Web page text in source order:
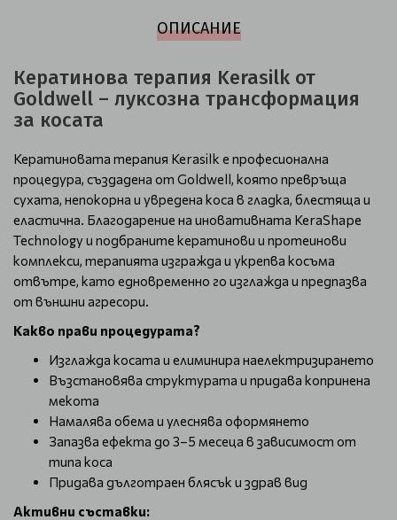
ОПИСАНИЕ
Кератинова терапия Kerasilk от
Goldwell – луксозна трансформация
за косата
Кератиновата терапия Kerasilk е професионална
процедура, създадена от Goldwell, която превръща
сухата, непокорна и увредена коса в гладка, блестяща и
еластична. Благодарение на иновативната KeraShape
Technology и подбраните кератинови и протеинови
комплекси, терапията изгражда и укрепва косъма
отвътре, като едновременно го изглажда и предпазва
от външни агресори.
Какво прави процедурата?
Изглажда косата и елиминира наелектризирането
Възстановява структурата и придава копринена
мекота
Намалява обема и улеснява оформянето
Запазва ефекта до 3–5 месеца в зависимост от
типа коса
Придава дълготраен блясък и здрав вид
Активни съставки: